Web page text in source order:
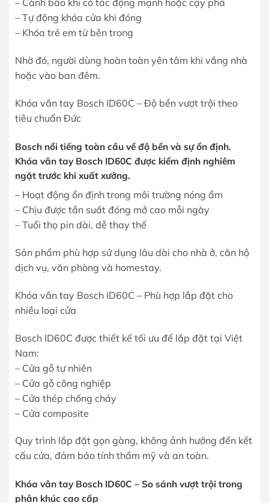
– Cảnh báo khi có tác động mạnh hoặc cạy phá
– Tự động khóa cửa khi đóng
– Khóa trẻ em từ bên trong
Nhờ đó, người dùng hoàn toàn yên tâm khi vắng nhà
hoặc vào ban đêm.
Khóa vân tay Bosch ID60C – Độ bền vượt trội theo
tiêu chuẩn Đức
Bosch nổi tiếng toàn cầu về độ bền và sự ổn định.
Khóa vân tay Bosch ID60C được kiểm định nghiêm
ngặt trước khi xuất xưởng.
– Hoạt động ổn định trong môi trường nóng ẩm
– Chịu được tần suất đóng mở cao mỗi ngày
– Tuổi thọ pin dài, dễ thay thế
Sản phẩm phù hợp sử dụng lâu dài cho nhà ở, căn hộ
dịch vụ, văn phòng và homestay.
Khóa vân tay Bosch ID60C – Phù hợp lắp đặt cho
nhiều loại cửa
Bosch ID60C được thiết kế tối ưu để lắp đặt tại Việt
Nam:
– Cửa gỗ tự nhiên
– Cửa gỗ công nghiệp
– Cửa thép chống cháy
– Cửa composite
Quy trình lắp đặt gọn gàng, không ảnh hưởng đến kết
cấu cửa, đảm bảo tính thẩm mỹ và an toàn.
Khóa vân tay Bosch ID60C – So sánh vượt trội trong
phân khúc cao cấp